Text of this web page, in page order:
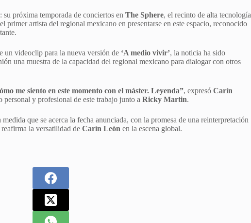
su próxima temporada de conciertos en The Sphere, el recinto de alta tecnología
primer artista del regional mexicano en presentarse en este espacio, reconocido
un videoclip para la nueva versión de ‘A medio vivir’, la noticia ha sido
una muestra de la capacidad del regional mexicano para dialogar con otros
me siento en este momento con el máster. Leyenda”, expresó Carín
y profesional de este trabajo junto a Ricky Martin.
que se acerca la fecha anunciada, con la promesa de una reinterpretación
la versatilidad de Carín León en la escena global.